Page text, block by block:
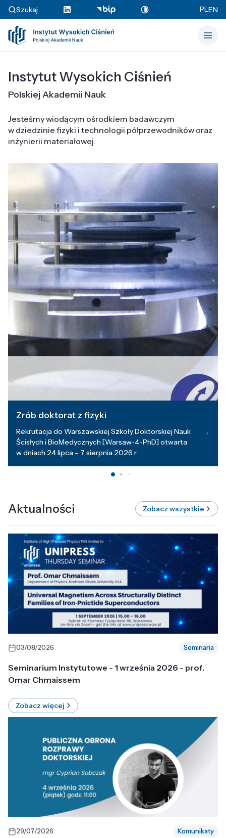
Szukaj PLEN
Instytut Wysokich Ciśnień
Polskiej Akademii Nauk
Jesteśmy wiodącym ośrodkiem badawczym
w dziedzinie fizyki i technologii półprzewodników oraz
inżynierii materiałowej.
Zrób doktorat z fizyki
Rekrutacja do Warszawskiej Szkoły Doktorskiej Nauk
Ścisłych i BioMedycznych [Warsaw-4-PhD] otwarta
w dniach 24 lipca – 7 sierpnia 2026 r.
Aktualności Zobacz wszystkie
03/08/2026 Seminaria
Seminarium Instytutowe - 1 września 2026 - prof.
Omar Chmaissem
Zobacz więcej
29/07/2026 Komunikaty